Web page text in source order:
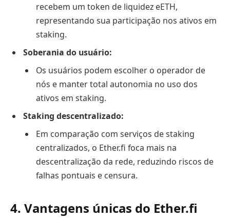
recebem um token de liquidez eETH,
representando sua participação nos ativos em
staking.
Soberania do usuário:
Os usuários podem escolher o operador de
nós e manter total autonomia no uso dos
ativos em staking.
Staking descentralizado:
Em comparação com serviços de staking
centralizados, o Ether.fi foca mais na
descentralização da rede, reduzindo riscos de
falhas pontuais e censura.
4. Vantagens únicas do Ether.fi